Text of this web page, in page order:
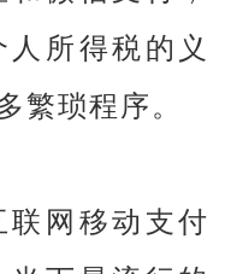
所得税的义
繁琐程序。
网移动支付